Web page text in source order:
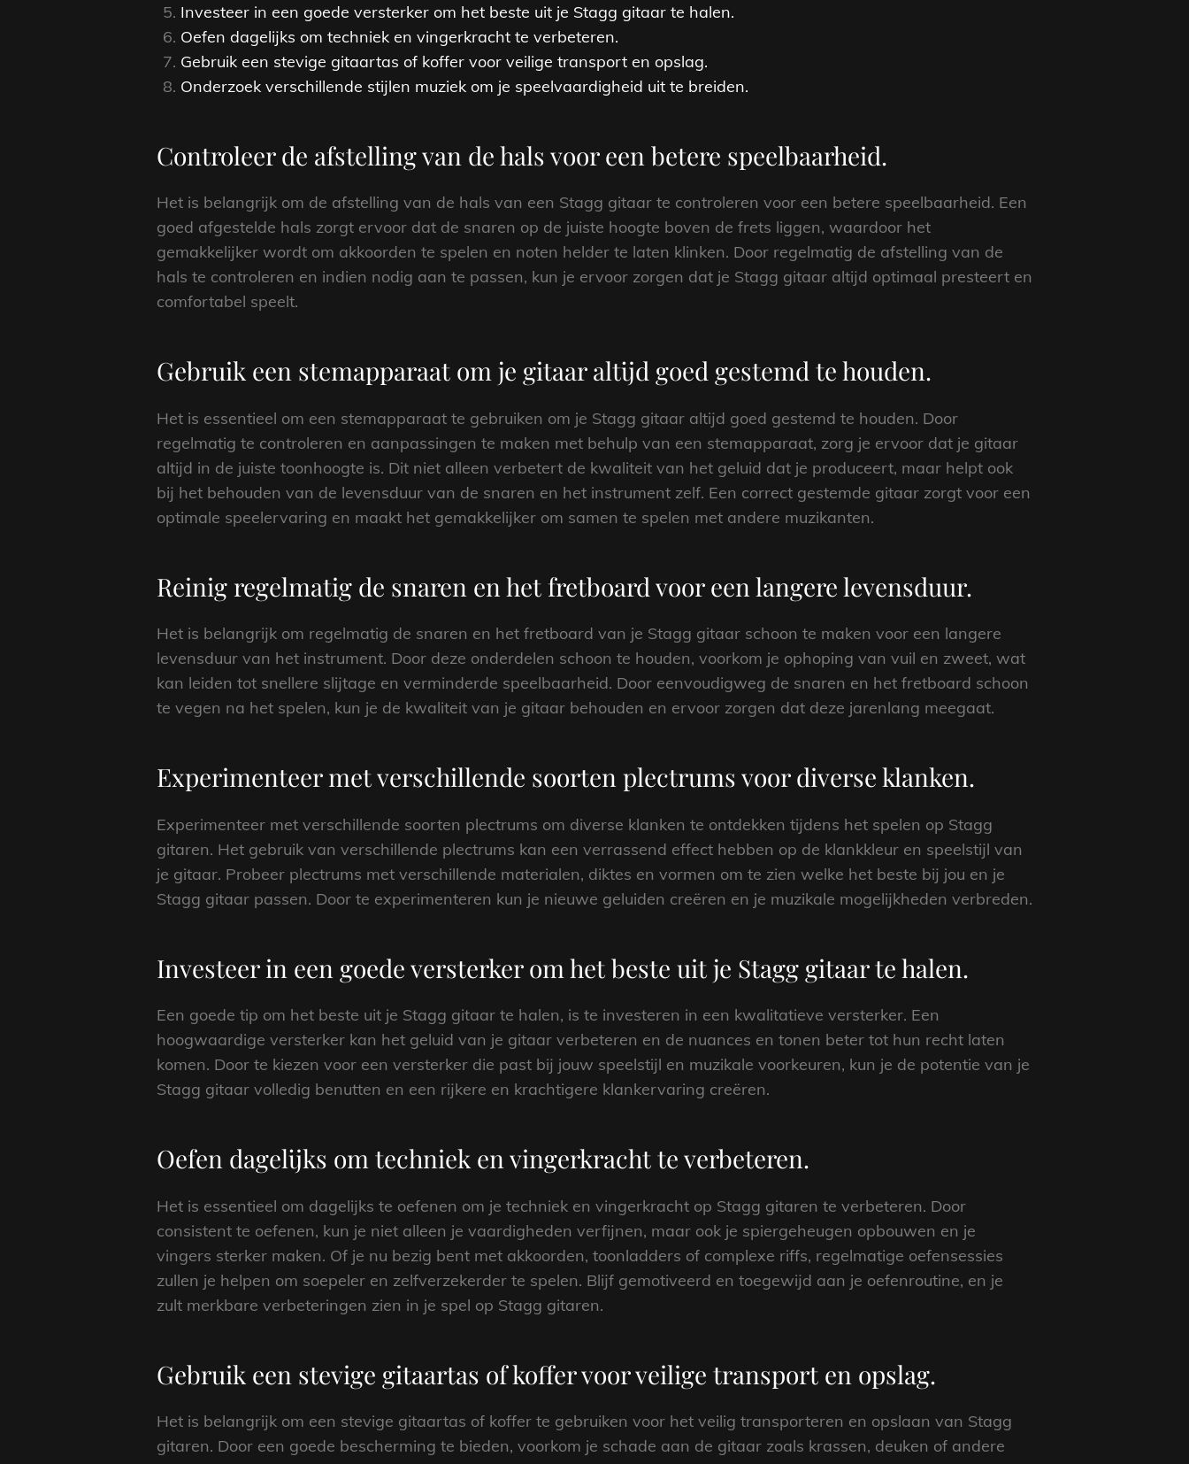
Investeer in een goede versterker om het beste uit je Stagg gitaar te halen.
Oefen dagelijks om techniek en vingerkracht te verbeteren.
Gebruik een stevige gitaartas of koffer voor veilige transport en opslag.
Onderzoek verschillende stijlen muziek om je speelvaardigheid uit te breiden.
Controleer de afstelling van de hals voor een betere speelbaarheid.
Het is belangrijk om de afstelling van de hals van een Stagg gitaar te controleren voor een betere speelbaarheid. Een
goed afgestelde hals zorgt ervoor dat de snaren op de juiste hoogte boven de frets liggen, waardoor het
gemakkelijker wordt om akkoorden te spelen en noten helder te laten klinken. Door regelmatig de afstelling van de
hals te controleren en indien nodig aan te passen, kun je ervoor zorgen dat je Stagg gitaar altijd optimaal presteert en
comfortabel speelt.
Gebruik een stemapparaat om je gitaar altijd goed gestemd te houden.
Het is essentieel om een stemapparaat te gebruiken om je Stagg gitaar altijd goed gestemd te houden. Door
regelmatig te controleren en aanpassingen te maken met behulp van een stemapparaat, zorg je ervoor dat je gitaar
altijd in de juiste toonhoogte is. Dit niet alleen verbetert de kwaliteit van het geluid dat je produceert, maar helpt ook
bij het behouden van de levensduur van de snaren en het instrument zelf. Een correct gestemde gitaar zorgt voor een
optimale speelervaring en maakt het gemakkelijker om samen te spelen met andere muzikanten.
Reinig regelmatig de snaren en het fretboard voor een langere levensduur.
Het is belangrijk om regelmatig de snaren en het fretboard van je Stagg gitaar schoon te maken voor een langere
levensduur van het instrument. Door deze onderdelen schoon te houden, voorkom je ophoping van vuil en zweet, wat
kan leiden tot snellere slijtage en verminderde speelbaarheid. Door eenvoudigweg de snaren en het fretboard schoon
te vegen na het spelen, kun je de kwaliteit van je gitaar behouden en ervoor zorgen dat deze jarenlang meegaat.
Experimenteer met verschillende soorten plectrums voor diverse klanken.
Experimenteer met verschillende soorten plectrums om diverse klanken te ontdekken tijdens het spelen op Stagg
gitaren. Het gebruik van verschillende plectrums kan een verrassend effect hebben op de klankkleur en speelstijl van
je gitaar. Probeer plectrums met verschillende materialen, diktes en vormen om te zien welke het beste bij jou en je
Stagg gitaar passen. Door te experimenteren kun je nieuwe geluiden creëren en je muzikale mogelijkheden verbreden.
Investeer in een goede versterker om het beste uit je Stagg gitaar te halen.
Een goede tip om het beste uit je Stagg gitaar te halen, is te investeren in een kwalitatieve versterker. Een
hoogwaardige versterker kan het geluid van je gitaar verbeteren en de nuances en tonen beter tot hun recht laten
komen. Door te kiezen voor een versterker die past bij jouw speelstijl en muzikale voorkeuren, kun je de potentie van je
Stagg gitaar volledig benutten en een rijkere en krachtigere klankervaring creëren.
Oefen dagelijks om techniek en vingerkracht te verbeteren.
Het is essentieel om dagelijks te oefenen om je techniek en vingerkracht op Stagg gitaren te verbeteren. Door
consistent te oefenen, kun je niet alleen je vaardigheden verfijnen, maar ook je spiergeheugen opbouwen en je
vingers sterker maken. Of je nu bezig bent met akkoorden, toonladders of complexe riffs, regelmatige oefensessies
zullen je helpen om soepeler en zelfverzekerder te spelen. Blijf gemotiveerd en toegewijd aan je oefenroutine, en je
zult merkbare verbeteringen zien in je spel op Stagg gitaren.
Gebruik een stevige gitaartas of koffer voor veilige transport en opslag.
Het is belangrijk om een stevige gitaartas of koffer te gebruiken voor het veilig transporteren en opslaan van Stagg
gitaren. Door een goede bescherming te bieden, voorkom je schade aan de gitaar zoals krassen, deuken of andere